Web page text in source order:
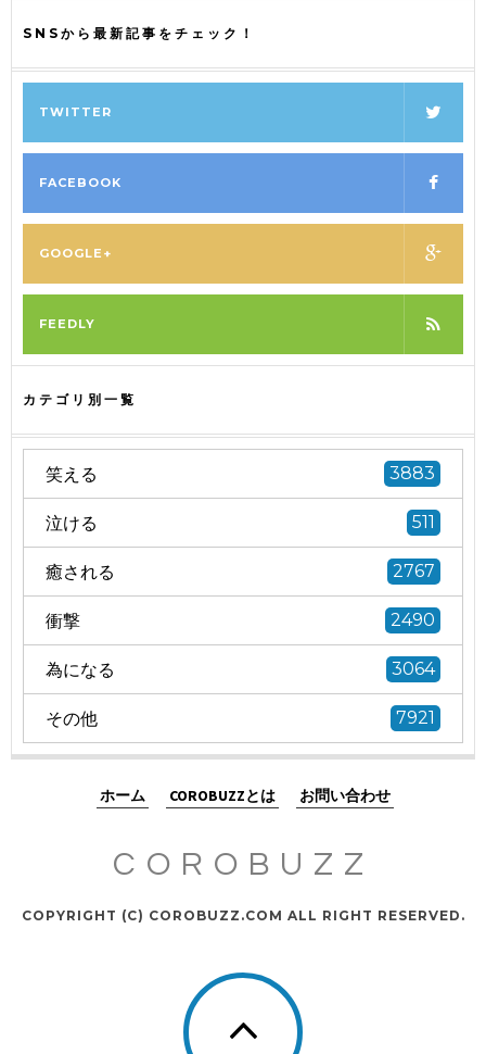
SNSから最新記事をチェック！
TWITTER
FACEBOOK
GOOGLE+
FEEDLY
カテゴリ別一覧
笑える 3883
泣ける 511
癒される 2767
衝撃 2490
為になる 3064
その他 7921
ホーム COROBUZZとは お問い合わせ
COROBUZZ
COPYRIGHT (C) COROBUZZ.COM ALL RIGHT RESERVED.